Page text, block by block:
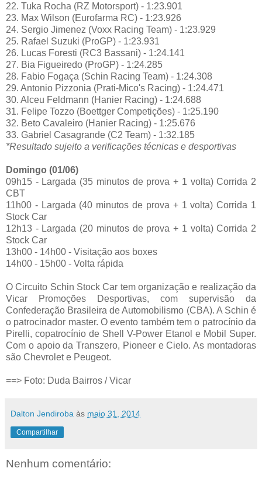
22. Tuka Rocha (RZ Motorsport) - 1:23.901
23. Max Wilson (Eurofarma RC) - 1:23.926
24. Sergio Jimenez (Voxx Racing Team) - 1:23.929
25. Rafael Suzuki (ProGP) - 1:23.931
26. Lucas Foresti (RC3 Bassani) - 1:24.141
27. Bia Figueiredo (ProGP) - 1:24.285
28. Fabio Fogaça (Schin Racing Team) - 1:24.308
29. Antonio Pizzonia (Prati-Mico's Racing) - 1:24.471
30. Alceu Feldmann (Hanier Racing) - 1:24.688
31. Felipe Tozzo (Boettger Competições) - 1:25.190
32. Beto Cavaleiro (Hanier Racing) - 1:25.676
33. Gabriel Casagrande (C2 Team) - 1:32.185
*Resultado sujeito a verificações técnicas e desportivas
Domingo (01/06)
09h15 - Largada (35 minutos de prova + 1 volta) Corrida 2
CBT
11h00 - Largada (40 minutos de prova + 1 volta) Corrida 1
Stock Car
12h13 - Largada (20 minutos de prova + 1 volta) Corrida 2
Stock Car
13h00 - 14h00 - Visitação aos boxes
14h00 - 15h00 - Volta rápida
O Circuito Schin Stock Car tem organização e realização da
Vicar Promoções Desportivas, com supervisão da
Confederação Brasileira de Automobilismo (CBA). A Schin é
o patrocinador master. O evento também tem o patrocínio da
Pirelli, copatrocínio de Shell V-Power Etanol e Mobil Super.
Com o apoio da Transzero, Pioneer e Cielo. As montadoras
são Chevrolet e Peugeot.
==> Foto: Duda Bairros / Vicar
Dalton Jendiroba às maio 31, 2014
Compartilhar
Nenhum comentário: